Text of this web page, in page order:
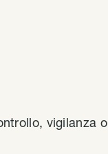
vigilanza o